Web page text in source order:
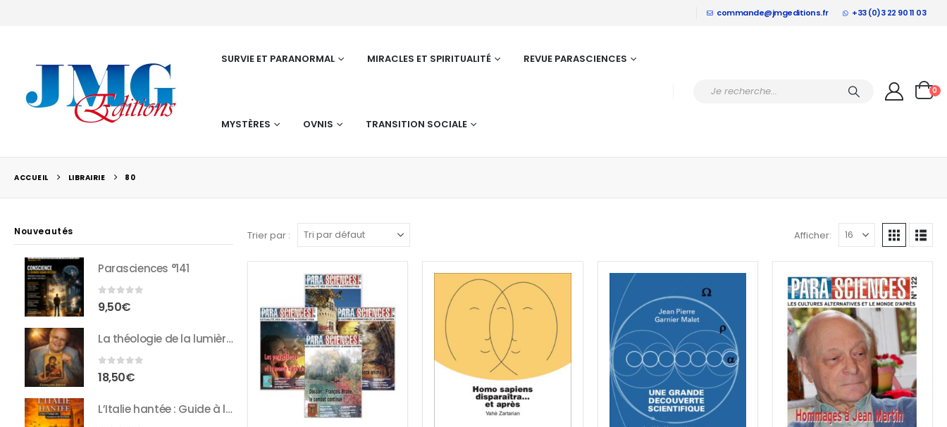
commande@jmgeditions.fr +33 (0)3 22 90 11 03
SURVIE ET PARANORMAL MIRACLES ET SPIRITUALITÉ REVUE PARASCIENCES
MYSTÈRES OVNIS TRANSITION SOCIALE
0
ACCUEIL LIBRAIRIE 80
Trier par : Afficher:
Nouveautés
Parasciences °141
0 sur 5
9,50€
La théologie de la lumière : Entretiens inédits avec François Brune
0sur 5
18,50€
L’Italie hantée : Guide à l’usage des chasseurs de fantômes